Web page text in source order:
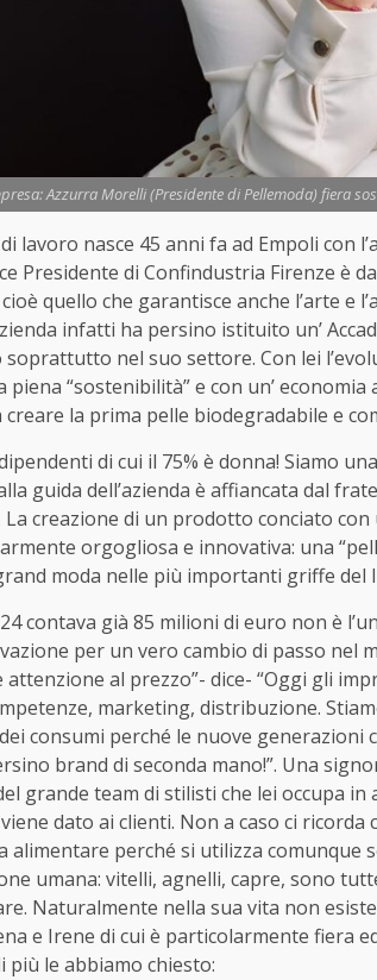
Azzurra Morelli (Presidente di Pellemoda) fiera
lavoro nasce 45 anni fa ad Empoli con
Presidente di Confindustria Firenze è
quello che garantisce anche l’arte e
infatti ha persino istituito un’
nel suo settore. Con lei
piena “sostenibilità” e con un’
la prima pelle biodegradabile e
di cui il 75% è donna! Siamo
guida dell’azienda è affiancata dal
La creazione di un prodotto conciato
orgogliosa e innovativa: una
moda nelle più importanti griffe del
contava già 85 milioni di euro non è
per un vero cambio di passo nel
al prezzo”- dice- “Oggi gli
marketing, distribuzione.
consumi perché le nuove
brand di seconda mano!”. Una
grande team di stilisti che lei occupa in
dato ai clienti. Non a caso ci
alimentare perché si utilizza comunque
umana: vitelli, agnelli, capre, sono
Naturalmente nella sua vita non
e Irene di cui è particolarmente fiera
più le abbiamo chiesto: